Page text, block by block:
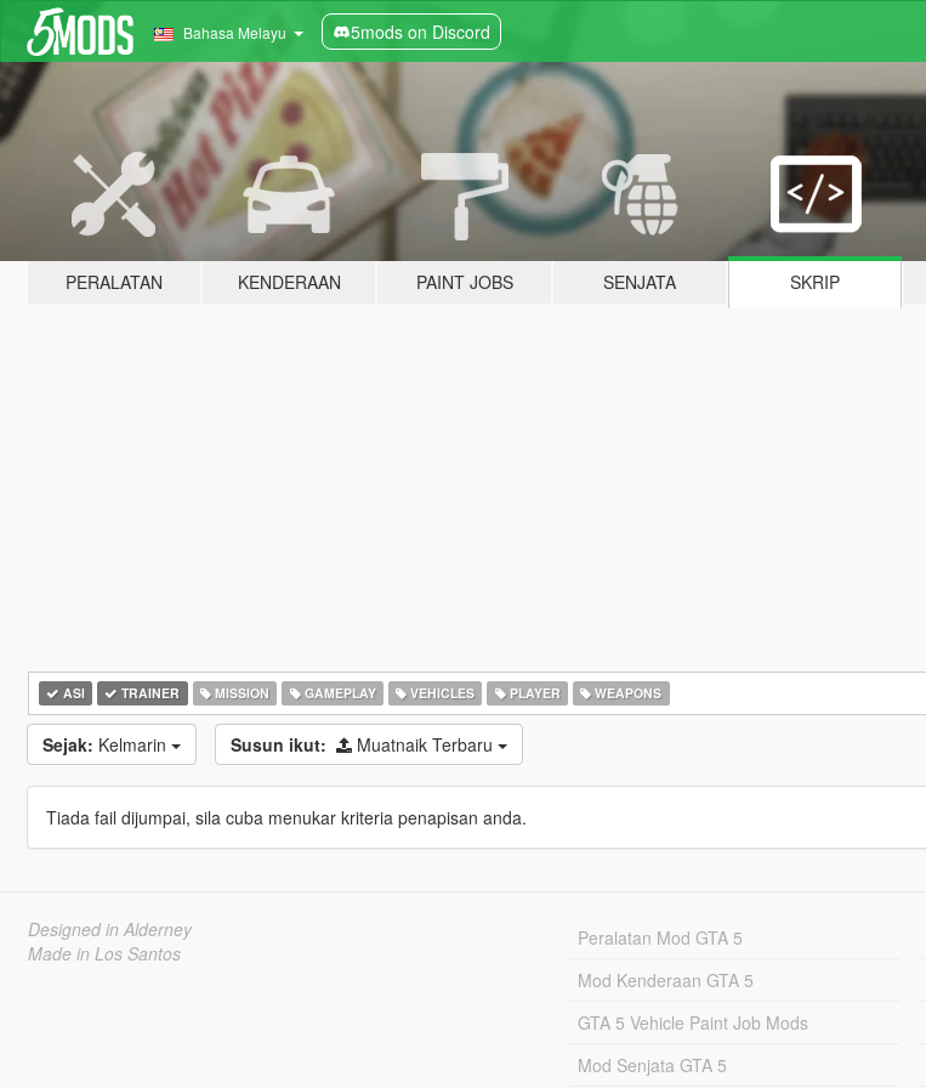
Bahasa Melayu 5mods on Discord
PERALATAN KENDERAAN PAINT JOBS SENJATA SKRIP
ASI TRAINER MISSION GAMEPLAY VEHICLES PLAYER WEAPONS
Sejak: Kelmarin Susun ikut: Muatnaik Terbaru
Tiada fail dijumpai, sila cuba menukar kriteria penapisan anda.
Designed in Alderney
Made in Los Santos
Peralatan Mod GTA 5
Mod Kenderaan GTA 5
GTA 5 Vehicle Paint Job Mods
Mod Senjata GTA 5